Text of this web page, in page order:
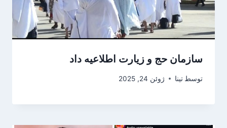
سازمان حج و زیارت اطلاعیه داد
توسط تینا ژوئن 24, 2025